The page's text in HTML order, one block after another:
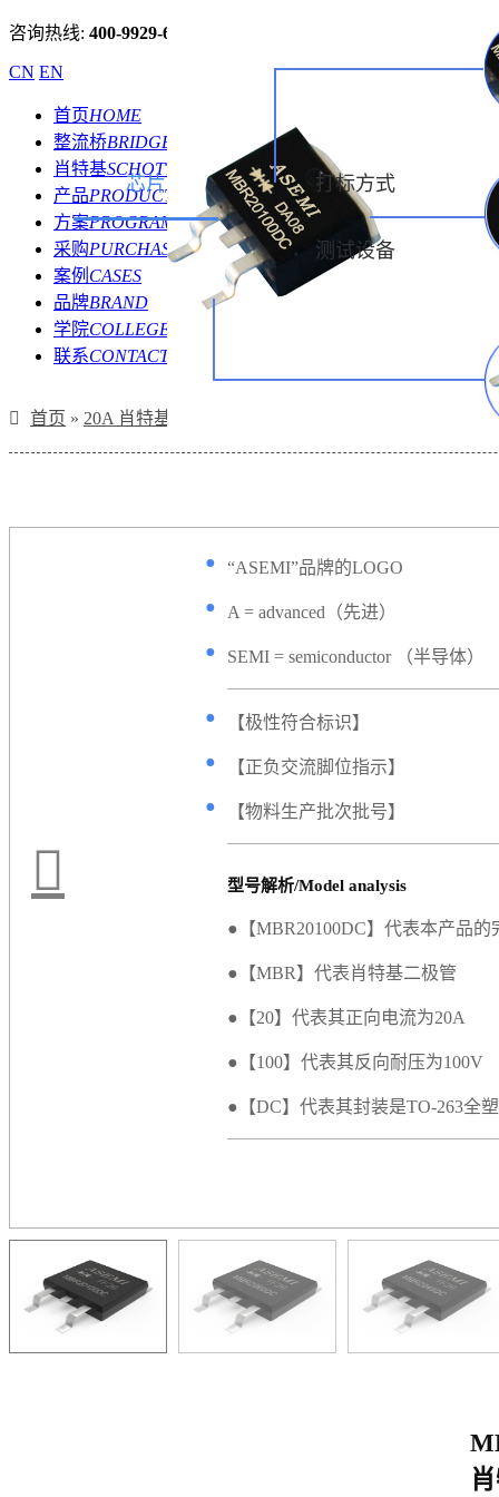
咨询热线: 400-9929-667
CN EN
首页HOME
整流桥BRIDGE
肖特基SCHOTTKY
产品PRODUCT
方案PROGRAM
采购PURCHASE
案例 CASES
品牌BRAND
学院COLLEGE
联系CONTACT
首页 » 20A 肖特基二极管
● “ASEMI”品牌的LOGO
● A = advanced（先进）
● SEMI = semiconductor （半导体）
● 【极性符合标识】
● 【正负交流脚位指示】
● 【物料生产批次批号】
型号解析/Model analysis
●【MBR20100DC】代表本产品的
●【MBR】代表肖特基二极管
●【20】代表其正向电流为20A
●【100】代表其反向耐压为100V
●【DC】代表其封装是TO-263全
芯片 打标方式
测试设备